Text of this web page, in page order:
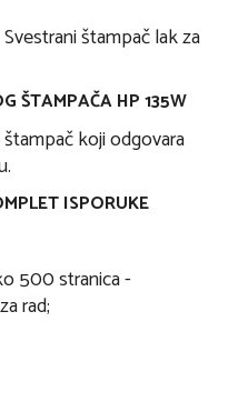
štampač lak za
ŠTAMPAČA HP 135W
koji odgovara
ISPORUKE
500 stranica -
rad;